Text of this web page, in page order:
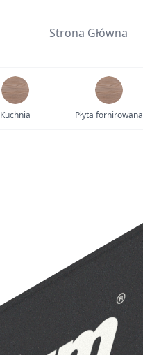
Strona Główna
Kuchnia Płyta fornirowana